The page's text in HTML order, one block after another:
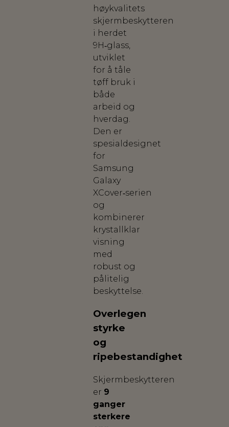
høykvalitets
skjermbeskytteren
i herdet
9H‑glass,
utviklet
for å tåle
tøff bruk i
både
arbeid og
hverdag.
Den er
spesialdesignet
for
Samsung
Galaxy
XCover‑serien
og
kombinerer
krystallklar
visning
med
robust og
pålitelig
beskyttelse.
Overlegen
styrke
og
ripebestandighet
Skjermbeskytteren
er 9
ganger
sterkere